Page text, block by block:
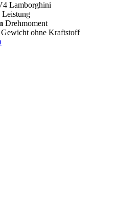
Lamborghini
Leistung
Drehmoment
Gewicht ohne Kraftstoff